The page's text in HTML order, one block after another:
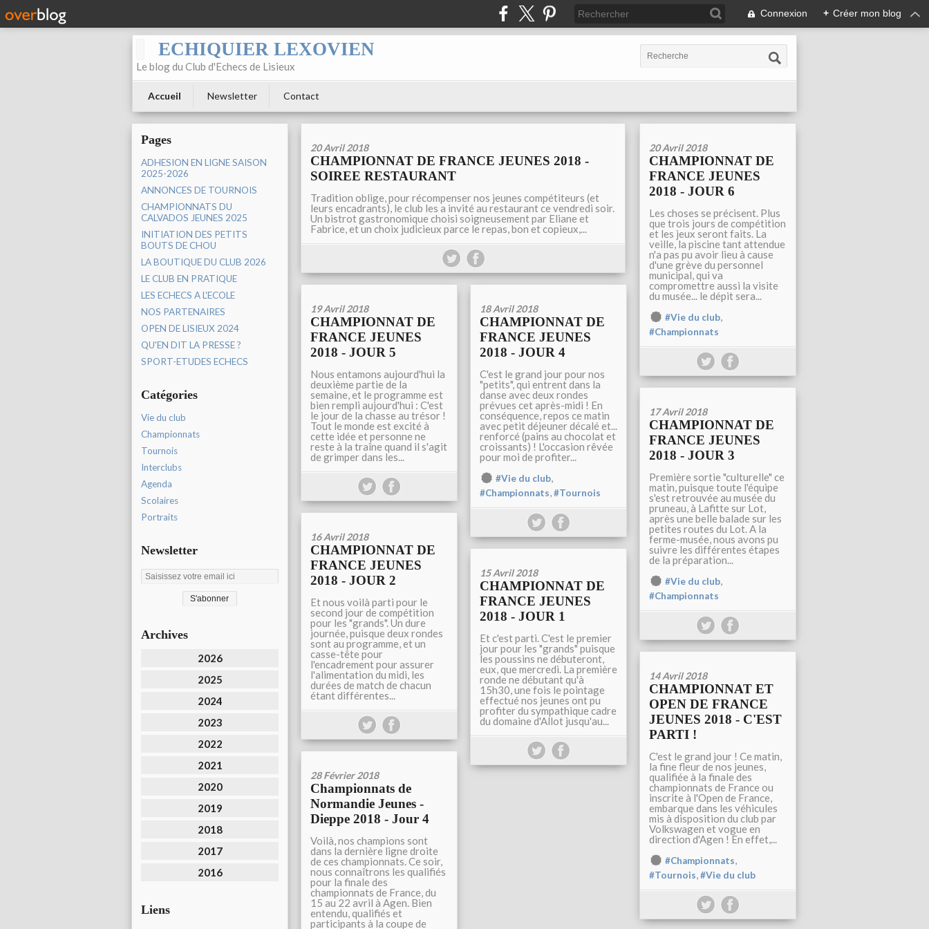
Connexion + Créer mon blog
ECHIQUIER LEXOVIEN
Le blog du Club d'Echecs de Lisieux
Accueil Newsletter Contact
Pages
ADHESION EN LIGNE SAISON
2025-2026
ANNONCES DE TOURNOIS
CHAMPIONNATS DU
CALVADOS JEUNES 2025
INITIATION DES PETITS
BOUTS DE CHOU
LA BOUTIQUE DU CLUB 2026
LE CLUB EN PRATIQUE
LES ECHECS A L'ECOLE
NOS PARTENAIRES
OPEN DE LISIEUX 2024
QU'EN DIT LA PRESSE ?
SPORT-ETUDES ECHECS
Catégories
Vie du club
Championnats
Tournois
Interclubs
Agenda
Scolaires
Portraits
Newsletter
Archives
2026
2025
2024
2023
2022
2021
2020
2019
2018
2017
2016
Liens
20 Avril 2018
CHAMPIONNAT DE FRANCE JEUNES 2018 -
SOIREE RESTAURANT
Tradition oblige, pour récompenser nos jeunes compétiteurs (et
leurs encadrants), le club les a invité au restaurant ce vendredi soir.
Un bistrot gastronomique choisi soigneusement par Eliane et
Fabrice, et un choix judicieux parce le repas, bon et copieux,...
20 Avril 2018
CHAMPIONNAT DE
FRANCE JEUNES
2018 - JOUR 6
Les choses se précisent. Plus
que trois jours de compétition
et les jeux seront faits. La
veille, la piscine tant attendue
n'a pas pu avoir lieu à cause
d'une grève du personnel
municipal, qui va
compromettre aussi la visite
du musée... le dépit sera...
#Vie du club,
#Championnats
19 Avril 2018
CHAMPIONNAT DE
FRANCE JEUNES
2018 - JOUR 5
Nous entamons aujourd'hui la
deuxième partie de la
semaine, et le programme est
bien rempli aujourd'hui : C'est
le jour de la chasse au trésor !
Tout le monde est excité à
cette idée et personne ne
reste à la traîne quand il s'agit
de grimper dans les...
18 Avril 2018
CHAMPIONNAT DE
FRANCE JEUNES
2018 - JOUR 4
C'est le grand jour pour nos
"petits", qui entrent dans la
danse avec deux rondes
prévues cet après-midi ! En
conséquence, repos ce matin
avec petit déjeuner décalé et...
renforcé (pains au chocolat et
croissants) ! L'occasion rêvée
pour moi de profiter...
#Vie du club,
#Championnats,#Tournois
17 Avril 2018
CHAMPIONNAT DE
FRANCE JEUNES
2018 - JOUR 3
Première sortie "culturelle" ce
matin, puisque toute l'équipe
s'est retrouvée au musée du
pruneau, à Lafitte sur Lot,
après une belle balade sur les
petites routes du Lot. A la
ferme-musée, nous avons pu
suivre les différentes étapes
de la préparation...
#Vie du club,
#Championnats
16 Avril 2018
CHAMPIONNAT DE
FRANCE JEUNES
2018 - JOUR 2
Et nous voilà parti pour le
second jour de compétition
pour les "grands". Un dure
journée, puisque deux rondes
sont au programme, et un
casse-tête pour
l'encadrement pour assurer
l'alimentation du midi, les
durées de match de chacun
étant différentes...
15 Avril 2018
CHAMPIONNAT DE
FRANCE JEUNES
2018 - JOUR 1
Et c'est parti. C'est le premier
jour pour les "grands" puisque
les poussins ne débuteront,
eux, que mercredi. La première
ronde ne débutant qu'à
15h30, une fois le pointage
effectué nos jeunes ont pu
profiter du sympathique cadre
du domaine d'Allot jusqu'au...
14 Avril 2018
CHAMPIONNAT ET
OPEN DE FRANCE
JEUNES 2018 - C'EST
PARTI !
C'est le grand jour ! Ce matin,
la fine fleur de nos jeunes,
qualifiée à la finale des
championnats de France ou
inscrite à l'Open de France,
embarque dans les véhicules
mis à disposition du club par
Volkswagen et vogue en
direction d'Agen ! En effet,...
#Championnats,
#Tournois,#Vie du club
28 Février 2018
Championnats de
Normandie Jeunes -
Dieppe 2018 - Jour 4
Voilà, nos champions sont
dans la dernière ligne droite
de ces championnats. Ce soir,
nous connaîtrons les qualifiés
pour la finale des
championnats de France, du
15 au 22 avril à Agen. Bien
entendu, qualifiés et
participants à la coupe de